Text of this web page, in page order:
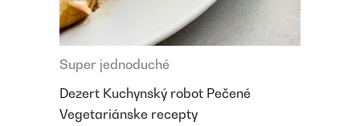
Super jednoduché
Dezert Kuchynský robot Pečené
Vegetariánske recepty